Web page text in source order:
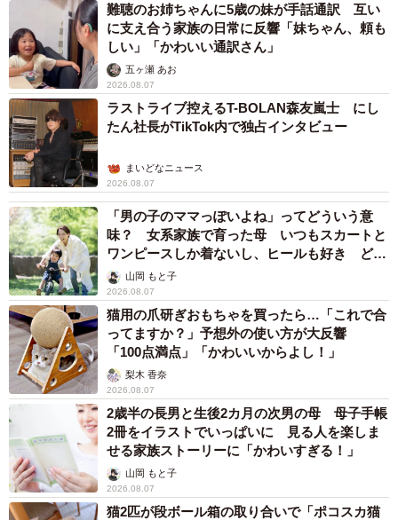
難聴のお姉ちゃんに5歳の妹が手話通訳 互い
に支え合う家族の日常に反響「妹ちゃん、頼も
しい」「かわいい通訳さん」
五ヶ瀬 あお
2026.08.07
ラストライブ控えるT-BOLAN森友嵐士 にし
たん社長がTikTok内で独占インタビュー
まいどなニュース
2026.08.07
「男の子のママっぽいよね」ってどういう意
味？ 女系家族で育った母 いつもスカートと
ワンピースしか着ないし、ヒールも好き どの
へんが…
山岡 もと子
2026.08.07
猫用の爪研ぎおもちゃを買ったら…「これで合
ってますか？」予想外の使い方が大反響
「100点満点」「かわいいからよし！」
梨木 香奈
2026.08.07
2歳半の長男と生後2カ月の次男の母 母子手帳
2冊をイラストでいっぱいに 見る人を楽しま
せる家族ストーリーに「かわいすぎる！」
山岡 もと子
2026.08.07
猫2匹が段ボール箱の取り合いで「ポコスカ猫